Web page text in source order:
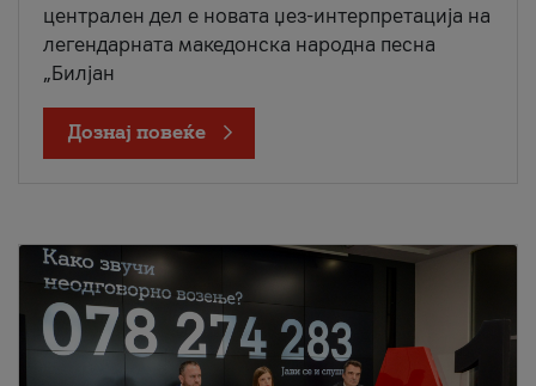
централен дел е новата џез-интерпретација на
легендарната македонска народна песна
„Билјан
Дознај повеќе